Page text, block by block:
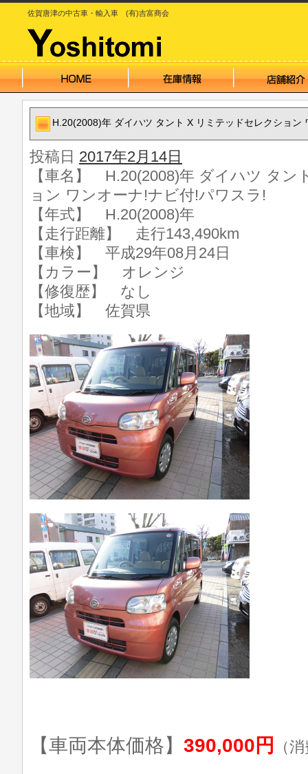
佐賀唐津の中古車・輸入車 (有)吉富商会
H.20(2008)年 ダイハツ タント X リミテッドセレクション
投稿日 2017年2月14日
【車名】 H.20(2008)年 ダイハツ タン
ョン ワンオーナ!ナビ付!パワスラ!
【年式】 H.20(2008)年
【走行距離】 走行143,490km
【車検】 平成29年08月24日
【カラー】 オレンジ
【修復歴】 なし
【地域】 佐賀県
【車両本体価格】 390,000円 （